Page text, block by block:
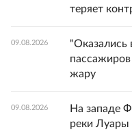
теряет
09.08.2026
"Оказались
жару
09.08.2026
На западе
реки Луары